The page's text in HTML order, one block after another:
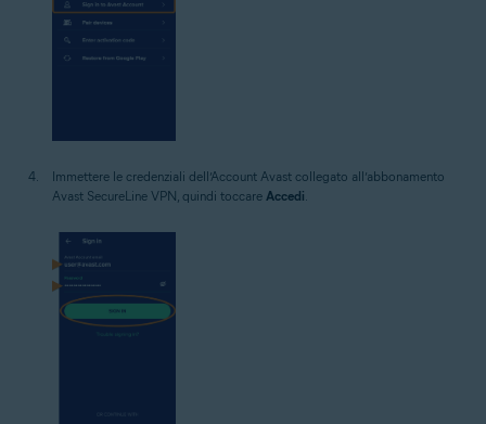
Immettere le credenziali dell’Account Avast collegato all’abbonamento
Avast SecureLine VPN, quindi toccare Accedi.